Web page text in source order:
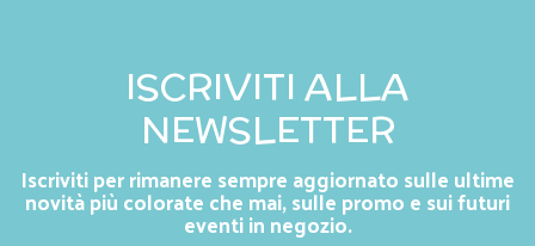
ISCRIVITI ALLA
NEWSLETTER
Iscriviti per rimanere sempre aggiornato sulle ultime
novità più colorate che mai, sulle promo e sui futuri
eventi in negozio.